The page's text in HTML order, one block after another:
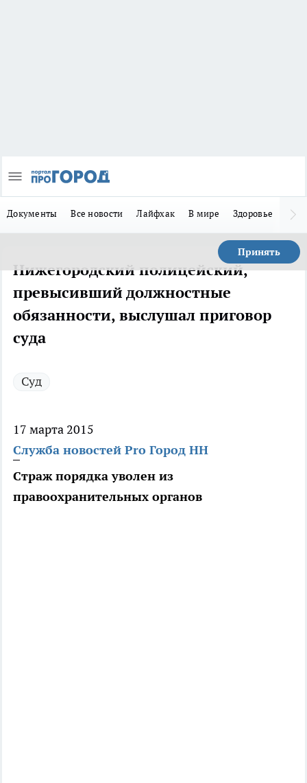
Документы Все новости Лайфхак В мире Здоровье
Принять
Нижегородский полицейский,
превысивший должностные
обязанности, выслушал приговор
суда
Суд
17 марта 2015
Служба новостей Pro Город НН
Страж порядка уволен из
правоохранительных органов